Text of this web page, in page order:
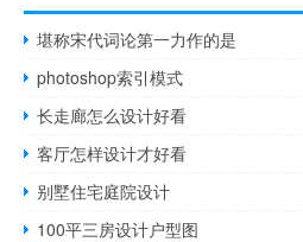
堪称宋代词论第一力作的是
photoshop索引模式
长走廊怎么设计好看
客厅怎样设计才好看
别墅住宅庭院设计
100平三房设计户型图